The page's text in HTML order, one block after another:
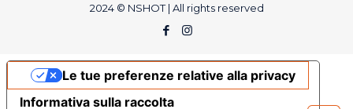
2024 © NSHOT | All rights reserved
Informativa sulla raccolta
Le tue preferenze relative alla privacy